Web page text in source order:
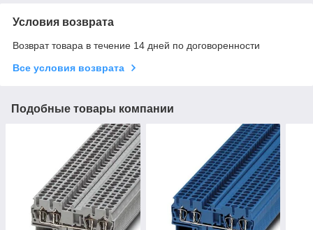
Условия возврата
Возврат товара в течение 14 дней по договоренности
Все условия возврата
Подобные товары компании